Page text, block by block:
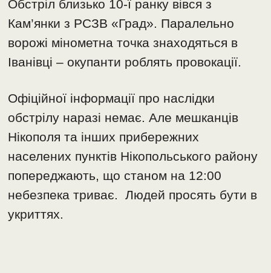
Обстріл близько 10-ї ранку вівся з
Кам’янки з РСЗВ «Град». Паралельно
ворожі мінометна точка знаходяться в
Іванівці – окупанти роблять провокації.
Офіційної інформації про наслідки
обстрілу наразі немає. Але мешканців
Нікополя та інших прибережних
населених пунктів Нікопольського району
попереджають, що станом на 12:00
небезпека триває. Людей просять бути в
укриттях.